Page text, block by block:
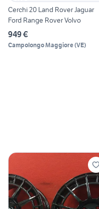
Cerchi 20 Land Rover Jaguar
Ford Range Rover Volvo
949 €
Campolongo Maggiore(VE)